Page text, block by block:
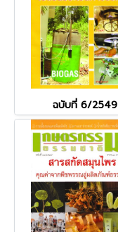
ฉบับที่ 6/2549